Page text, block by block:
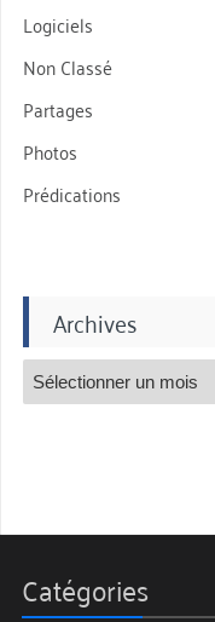
Logiciels
Non Classé
Partages
Photos
Prédications
Archives
Catégories